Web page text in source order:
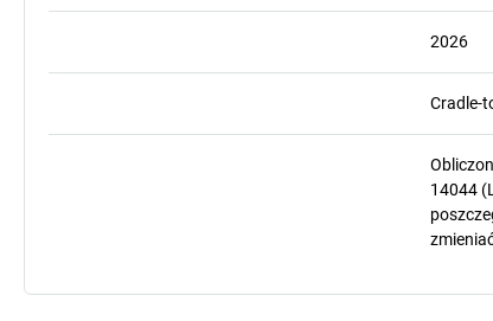
2026
Cradle-
14044